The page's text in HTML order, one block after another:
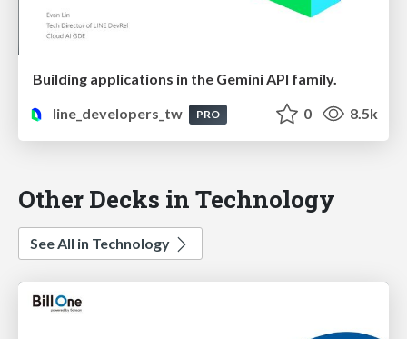
Building applications in the Gemini API family.
line_developers_tw
PRO 0 8.5k
Other Decks in Technology
See All in Technology